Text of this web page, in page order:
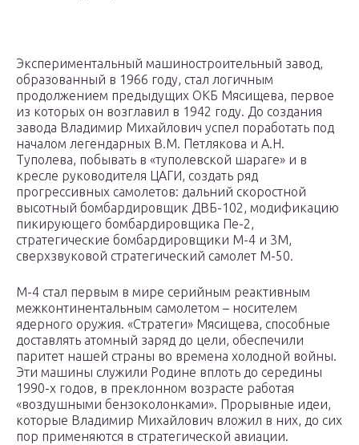
Экспериментальный машиностроительный завод,
образованный в 1966 году, стал логичным
продолжением предыдущих ОКБ Мясищева, первое
из которых он возглавил в 1942 году. До создания
завода Владимир Михайлович успел поработать под
началом легендарных В.М. Петлякова и А.Н.
Туполева, побывать в «туполевской шараге» и в
кресле руководителя ЦАГИ, создать ряд
прогрессивных самолетов: дальний скоростной
высотный бомбардировщик ДВБ-102, модификацию
пикирующего бомбардировщика Пе-2,
стратегические бомбардировщики М-4 и 3М,
сверхзвуковой стратегический самолет М-50.
М-4 стал первым в мире серийным реактивным
межконтинентальным самолетом – носителем
ядерного оружия. «Стратеги» Мясищева, способные
доставлять атомный заряд до цели, обеспечили
паритет нашей страны во времена холодной войны.
Эти машины служили Родине вплоть до середины
1990-х годов, в преклонном возрасте работая
«воздушными бензоколонками». Прорывные идеи,
которые Владимир Михайлович вложил в них, до сих
пор применяются в стратегической авиации.